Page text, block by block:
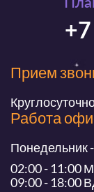
Прием
Работа
Понедельник
02:00 - 11:00
09:00 - 18:00